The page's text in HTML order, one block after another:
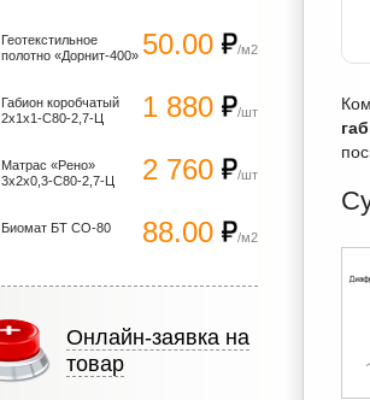
50.00 /м2
Геотекстильное
полотно «Дорнит-400»
1 880 /шт
Габион коробчатый
2х1х1-С80-2,7-Ц
2 760 /шт
Матрас «Рено»
3х2х0,3-С80-2,7-Ц
88.00 /м2
Биомат БТ СО-80
Онлайн-заявка на
товар